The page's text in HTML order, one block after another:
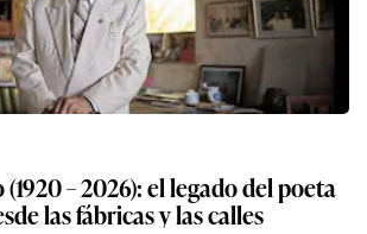
– 2026): el legado del poeta
las fábricas y las calles